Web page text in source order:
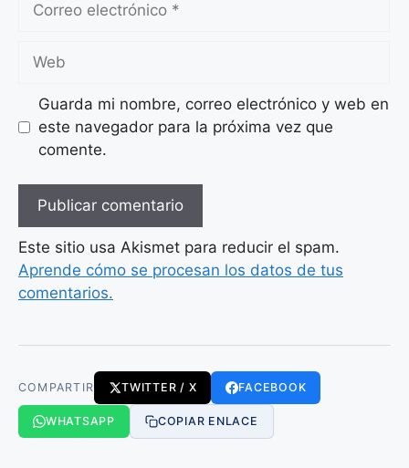
electrónico
Guarda mi nombre, correo electrónico y web en
este navegador para la próxima vez que
comente.
Este sitio usa Akismet para reducir el spam.
Aprende cómo se procesan los datos de tus
comentarios.
COMPARTIR TWITTER / X FACEBOOK
WHATSAPP COPIAR ENLACE